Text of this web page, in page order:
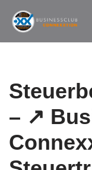
Zum
– ↗️